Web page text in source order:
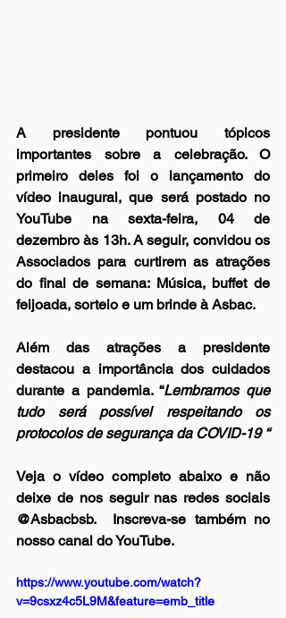
A presidente pontuou tópicos
importantes sobre a celebração. O
primeiro deles foi o lançamento do
vídeo inaugural, que será postado no
YouTube na sexta-feira, 04 de
dezembro às 13h. A seguir, convidou os
Associados para curtirem as atrações
do final de semana: Música, buffet de
feijoada, sorteio e um brinde à Asbac.
Além das atrações a presidente
destacou a importância dos cuidados
durante a pandemia. “Lembramos que
tudo será possível respeitando os
protocolos de segurança da COVID-19 “
Veja o vídeo completo abaixo e não
deixe de nos seguir nas redes sociais
@Asbacbsb.  Inscreva-se também no
nosso canal do YouTube.
https://www.youtube.com/watch?
v=9csxz4c5L9M&feature=emb_title